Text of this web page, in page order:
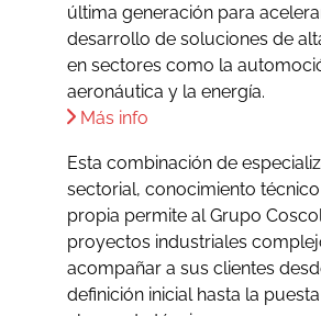
última generación para
desarrollo de soluciones de
en sectores como la
aeronáutica y la energía.
Más info
Esta combinación de
sectorial, conocimiento técnico
propia permite al Grupo
proyectos industriales
acompañar a sus clientes
definición inicial hasta la